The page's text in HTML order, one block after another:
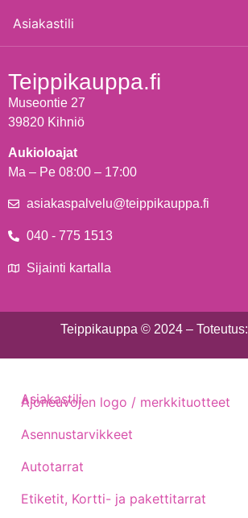
Asiakastili
Teippikauppa.fi
Museontie 27
39820 Kihniö
Aukioloajat
Ma – Pe 08:00 – 17:00
asiakaspalvelu@teippikauppa.fi
040 - 775 1513
Sijainti kartalla
Teippikauppa © 2024 – Toteutus:
Ajoneuvojen logo / merkkituotteet
Asennustarvikkeet
Autotarrat
Etiketit, Kortti- ja pakettitarrat
Asiakastili